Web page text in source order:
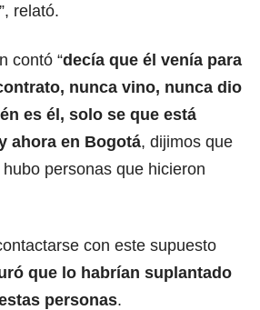
relató.
contó “decía que él venía para
nunca vino, nunca dio
es él, solo se que está
ahora en Bogotá, dijimos que
personas que hicieron
con este supuesto
que lo habrían suplantado
personas.